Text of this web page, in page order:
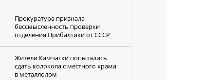
Прокуратура признала
бессмысленность проверки
отделения Прибалтики от СССР
Жители Камчатки попытались
сдать колокола с местного храма
в металлолом